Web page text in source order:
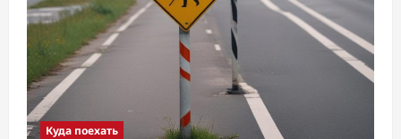
Куда поехать